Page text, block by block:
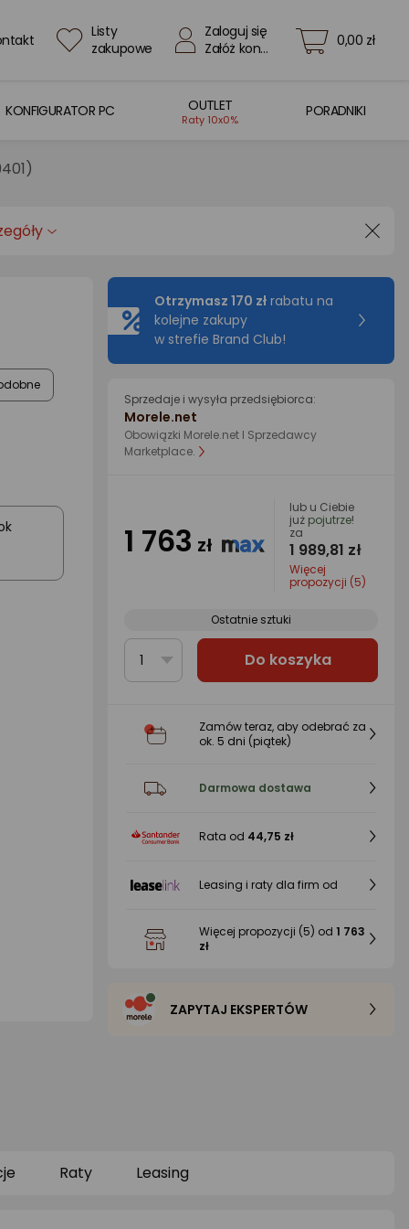
Listy
zakupowe
Zaloguj się
Załóż konto
0,00 zł
KONFIGURATOR PC OUTLET
Raty 10x0%
PORADNIKI
Otrzymasz 170 zł rabatu na
kolejne zakupy
w strefie Brand Club!
Sprzedaje i wysyła przedsiębiorca:
Morele.net
Obowiązki Morele.net I Sprzedawcy
Marketplace.
1 763 zł
lub u Ciebie
już pojutrze!
za
1 989,81 zł
Więcej
propozycji (5)
Ostatnie sztuki
1 Do koszyka
Zamów teraz, aby odebrać za
ok. 5 dni (piątek)
Darmowa dostawa
Rata od 44,75 zł
Leasing i raty dla firm od
Więcej propozycji (5) od 1 763
zł
ZAPYTAJ EKSPERTÓW
Raty Leasing